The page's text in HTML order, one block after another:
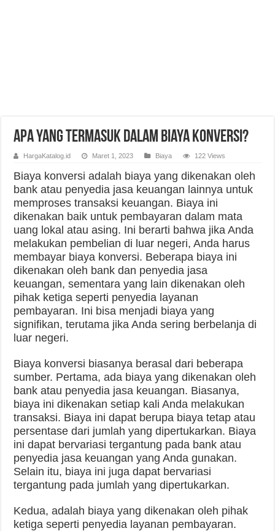
Apa yang Termasuk dalam Biaya Konversi?
HargaKatalog.id Maret 1, 2023 Biaya 122 Views
Biaya konversi adalah biaya yang dikenakan oleh
bank atau penyedia jasa keuangan lainnya untuk
memproses transaksi keuangan. Biaya ini
dikenakan baik untuk pembayaran dalam mata
uang lokal atau asing. Ini berarti bahwa jika Anda
melakukan pembelian di luar negeri, Anda harus
membayar biaya konversi. Beberapa biaya ini
dikenakan oleh bank dan penyedia jasa
keuangan, sementara yang lain dikenakan oleh
pihak ketiga seperti penyedia layanan
pembayaran. Ini bisa menjadi biaya yang
signifikan, terutama jika Anda sering berbelanja di
luar negeri.
Biaya konversi biasanya berasal dari beberapa
sumber. Pertama, ada biaya yang dikenakan oleh
bank atau penyedia jasa keuangan. Biasanya,
biaya ini dikenakan setiap kali Anda melakukan
transaksi. Biaya ini dapat berupa biaya tetap atau
persentase dari jumlah yang dipertukarkan. Biaya
ini dapat bervariasi tergantung pada bank atau
penyedia jasa keuangan yang Anda gunakan.
Selain itu, biaya ini juga dapat bervariasi
tergantung pada jumlah yang dipertukarkan.
Kedua, adalah biaya yang dikenakan oleh pihak
ketiga seperti penyedia layanan pembayaran.